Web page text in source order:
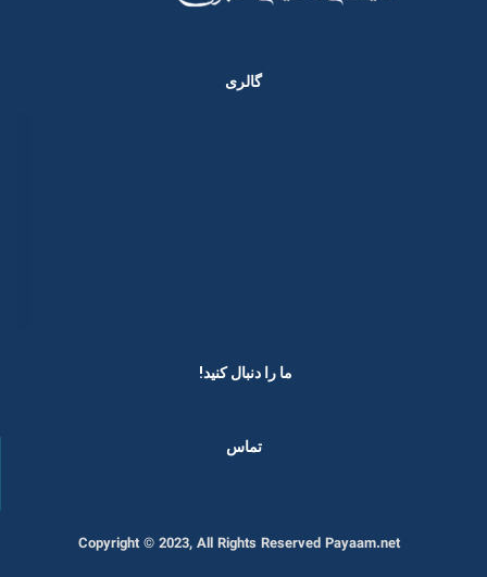
گالری
ما را دنبال کنید! ​
تماس
Copyright © 2023, All Rights Reserved Payaam.net